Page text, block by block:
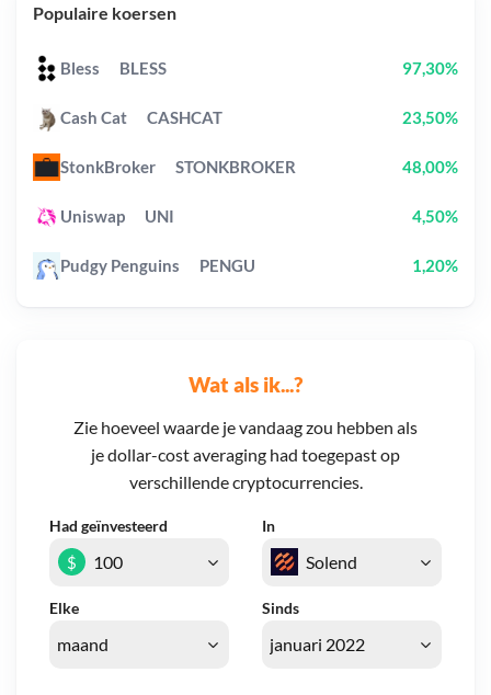
Wat als ik...?
Zie hoeveel waarde je vandaag zou hebben als
je dollar-cost averaging had toegepast op
verschillende cryptocurrencies.
Had geïnvesteerd In
Elke Sinds
$
Populaire koersen
Bless BLESS 97,30%
Cash Cat CASHCAT 23,50%
StonkBroker STONKBROKER 48,00%
Uniswap UNI 4,50%
Pudgy Penguins PENGU 1,20%